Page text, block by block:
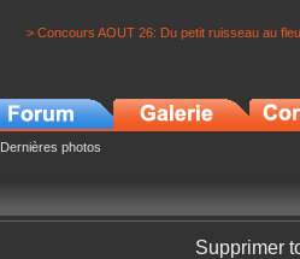
> Concours AOUT 26: Du petit ruisseau au
Dernières photos
Supprimer